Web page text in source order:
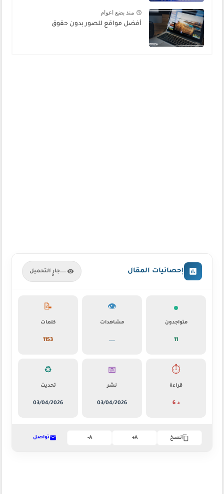
منذ بضع اعوام
أفضل مواقع للصور بدون حقوق
إحصائيات المقال جارٍ التحميل...
متواجدون
11
👁️
مشاهدات
...
📝
كلمات
1153
⏱️
قراءة
6 د
📅
نشر
03/04/2026
♻️
تحديث
03/04/2026
نسخ A+
A- تواصل